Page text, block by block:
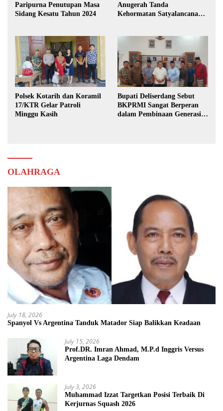
Paripurna Penutupan Masa
Sidang Kesatu Tahun 2024
Anugerah Tanda
Kehormatan Satyalancana
Polsek Kotarih dan Koramil
17/KTR Gelar Patroli
Minggu Kasih
Bupati Deliserdang Sebut
BKPRMI Sangat Berperan
dalam Pembinaan Generasi
OLAHRAGA
July 18, 2026
Spanyol Vs Argentina Tanduk Matador Siap Balikkan Keadaan
July 15, 2026
Prof.DR. Imran Ahmad, M.P.d Inggris Versus
Argentina Laga Dendam
July 3, 2026
Muhammad Izzat Targetkan Posisi Terbaik Di
Kerjurnas Squash 2026